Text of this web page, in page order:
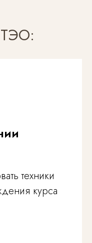
техники
курса